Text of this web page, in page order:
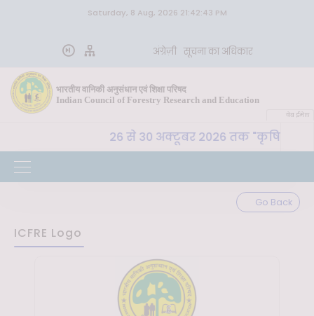
Saturday, 8 Aug, 2026 21:42:43 PM
अंग्रेज़ी सूचना का अधिकार
भारतीय वानिकी अनुसंधान एवं शिक्षा परिषद
Indian Council of Forestry Research and Education
वेब ईमेल
अ. शि. प. , देहरादून 26 से 30 अक्टूबर 2026 तक "कृषि-
Go Back
ICFRE Logo